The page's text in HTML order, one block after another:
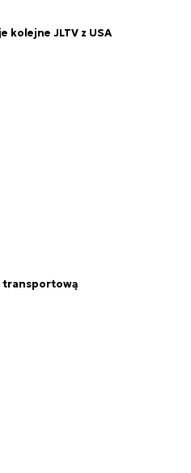
kolejne JLTV z USA
transportową